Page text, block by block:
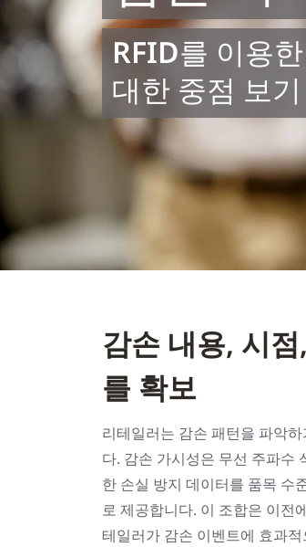
RFID를 이용
대한 중점 보기
감손 내용, 시
를 확보
리테일러는 감손 패턴을 파악
다. 감손 가시성은 무선 주파수
한 손실 방지 데이터를 품목 수
로 제공합니다. 이 조합은 이전
테일러가 감손 이벤트에 효과